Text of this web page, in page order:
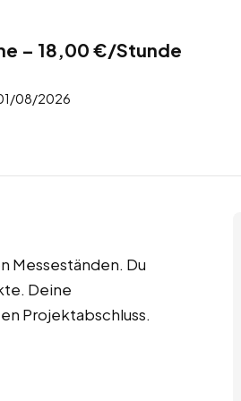
– 18,00 €/Stunde
08/2026
Messeständen. Du
Deine
Projektabschluss.